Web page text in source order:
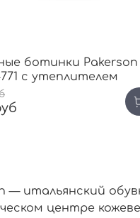
ботинки Pakerson
с утеплителем
— итальянский
центре